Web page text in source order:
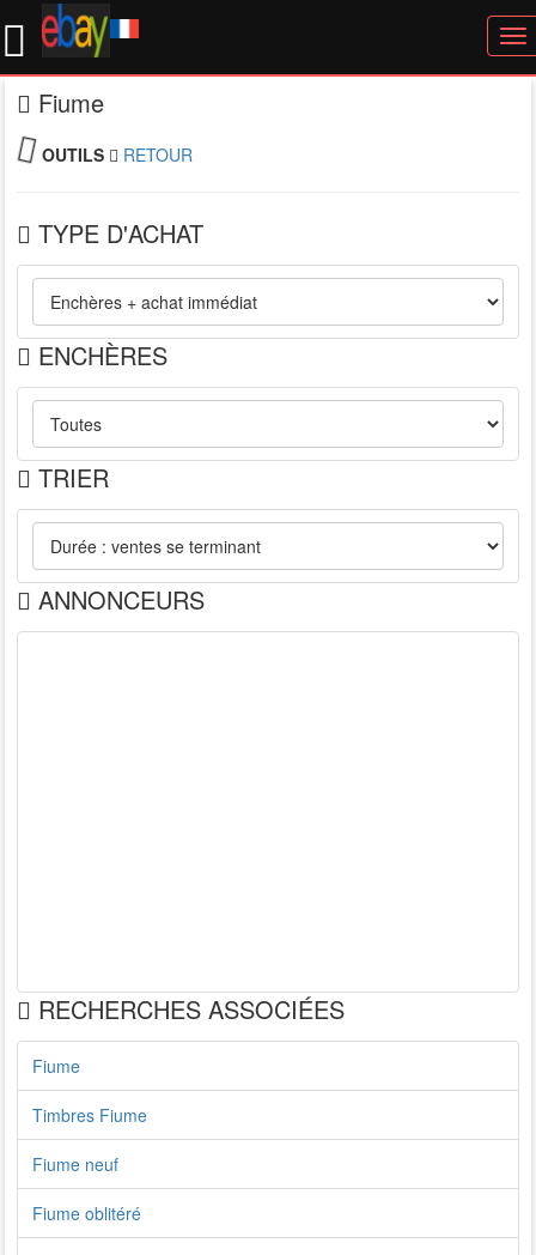
Fiume
OUTILS RETOUR
TYPE D'ACHAT
ENCHÈRES
TRIER
ANNONCEURS
RECHERCHES ASSOCIÉES
Fiume
Timbres Fiume
Fiume neuf
Fiume oblitéré